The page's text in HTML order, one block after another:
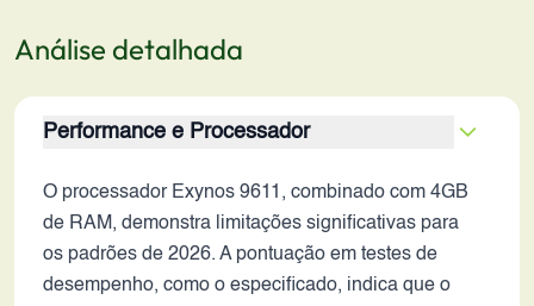
Análise detalhada
Performance e Processador
O processador Exynos 9611, combinado com 4GB
de RAM, demonstra limitações significativas para
os padrões de 2026. A pontuação em testes de
desempenho, como o especificado, indica que o